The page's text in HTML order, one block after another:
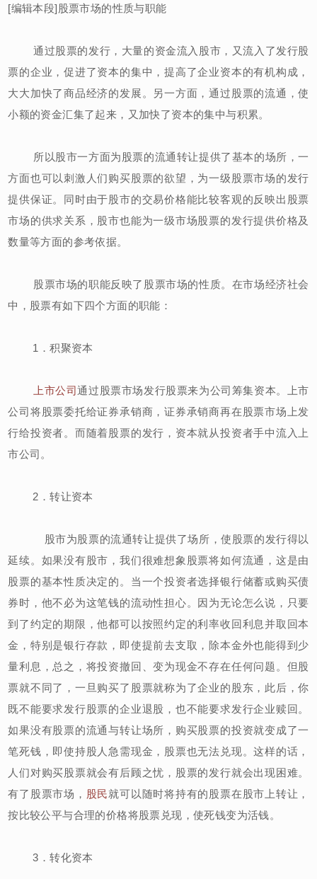
[编辑本段]股票市场的性质与职能
通过股票的发行，大量的资金流入股市，又流入了发行股
票的企业，促进了资本的集中，提高了企业资本的有机构成，
大大加快了商品经济的发展。另一方面，通过股票的流通，使
小额的资金汇集了起来，又加快了资本的集中与积累。
所以股市一方面为股票的流通转让提供了基本的场所，一
方面也可以刺激人们购买股票的欲望，为一级股票市场的发行
提供保证。同时由于股市的交易价格能比较客观的反映出股票
市场的供求关系，股市也能为一级市场股票的发行提供价格及
数量等方面的参考依据。
股票市场的职能反映了股票市场的性质。在市场经济社会
中，股票有如下四个方面的职能：
1．积聚资本
上市公司通过股票市场发行股票来为公司筹集资本。上市
公司将股票委托给证券承销商，证券承销商再在股票市场上发
行给投资者。而随着股票的发行，资本就从投资者手中流入上
市公司。
2．转让资本
股市为股票的流通转让提供了场所，使股票的发行得以
延续。如果没有股市，我们很难想象股票将如何流通，这是由
股票的基本性质决定的。当一个投资者选择银行储蓄或购买债
券时，他不必为这笔钱的流动性担心。因为无论怎么说，只要
到了约定的期限，他都可以按照约定的利率收回利息并取回本
金，特别是银行存款，即使提前去支取，除本金外也能得到少
量利息，总之，将投资撤回、变为现金不存在任何问题。但股
票就不同了，一旦购买了股票就称为了企业的股东，此后，你
既不能要求发行股票的企业退股，也不能要求发行企业赎回。
如果没有股票的流通与转让场所，购买股票的投资就变成了一
笔死钱，即使持股人急需现金，股票也无法兑现。这样的话，
人们对购买股票就会有后顾之忧，股票的发行就会出现困难。
有了股票市场， 股民就可以随时将持有的股票在股市上转让，
按比较公平与合理的价格将股票兑现，使死钱变为活钱。
3．转化资本